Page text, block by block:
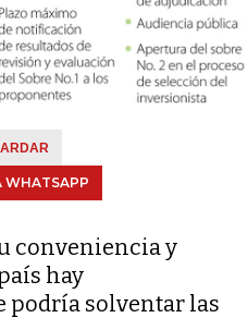
WHATSAPP
conveniencia y
hay
podría solventar las